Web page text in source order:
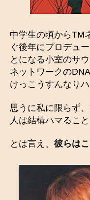
中学生の頃からTM
ぐ後年にプロデュ
とになる小室のサ
ネットワークの
けっこうすんなりハ
思うに私に限らず
人は結構ハマるこ
とは言え、 彼らはこ